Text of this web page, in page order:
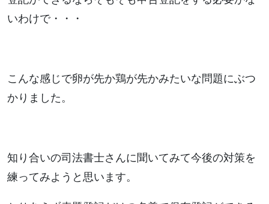
いわけで・・・
こんな感じで卵が先か鶏が先かみたいな問題にぶつ
かりました。
知り合いの司法書士さんに聞いてみて今後の対策を
練ってみようと思います。